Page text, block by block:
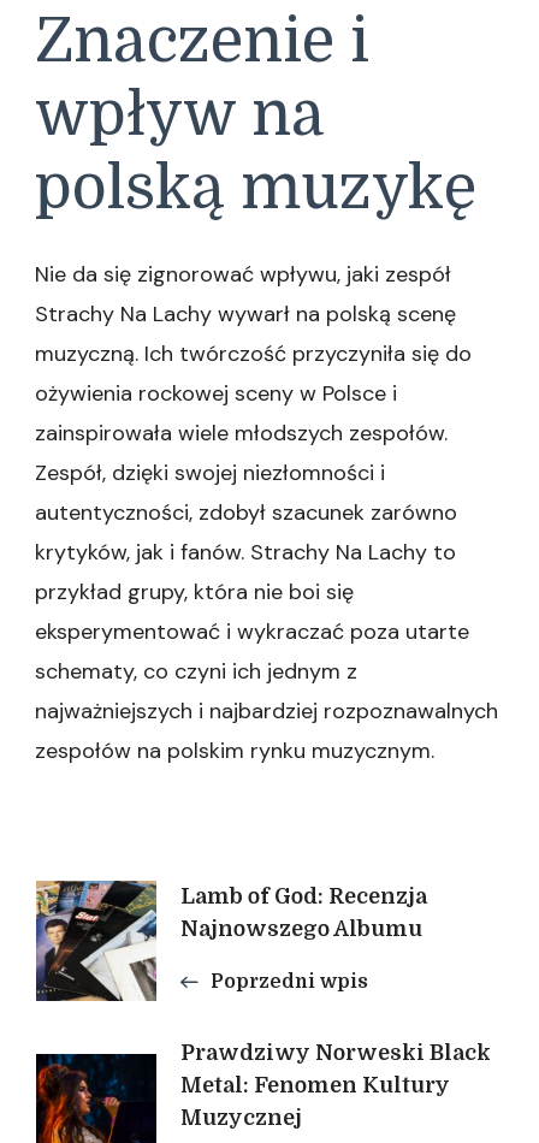
Znaczenie i
wpływ na
polską muzykę
Nie da się zignorować wpływu, jaki zespół
Strachy Na Lachy wywarł na polską scenę
muzyczną. Ich twórczość przyczyniła się do
ożywienia rockowej sceny w Polsce i
zainspirowała wiele młodszych zespołów.
Zespół, dzięki swojej niezłomności i
autentyczności, zdobył szacunek zarówno
krytyków, jak i fanów. Strachy Na Lachy to
przykład grupy, która nie boi się
eksperymentować i wykraczać poza utarte
schematy, co czyni ich jednym z
najważniejszych i najbardziej rozpoznawalnych
zespołów na polskim rynku muzycznym.
Nawigacja
wpisu
Lamb of God: Recenzja
Najnowszego Albumu
Poprzedni wpis
Prawdziwy Norweski Black
Metal: Fenomen Kultury
Muzycznej